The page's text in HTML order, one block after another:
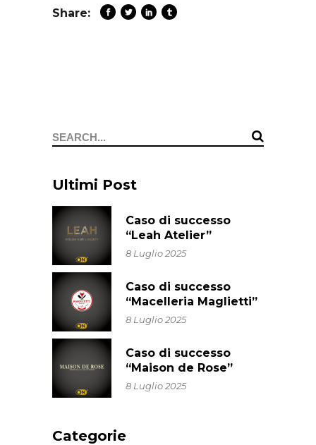
Share:
Ultimi Post
Caso di successo
“Leah Atelier”
8 Luglio 2025
Caso di successo
“Macelleria Maglietti”
8 Luglio 2025
Caso di successo
“Maison de Rose”
8 Luglio 2025
Categorie